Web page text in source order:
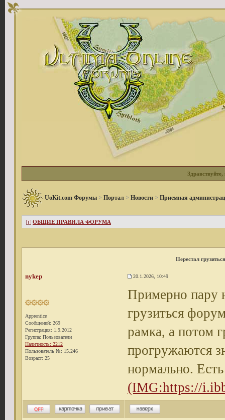
Здравствуйте,
UoKit.com Форумы > Портал > Новости > Приемная
ОБЩИЕ ПРАВИЛА ФОРУМА
Перестал
nykep 20.1.2026, 10:49
Apprentice
Сообщений: 269
Регистрация: 1.9.2012
Группа: Пользователи
Наличность: 2212
Пользователь №: 15.246
Возраст: 25
Примерно пару
грузиться
рамка, а потом
прогружаются
нормально.
(IMG:https://